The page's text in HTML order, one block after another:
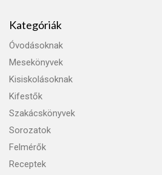
Kategóriák
Óvodásoknak
Mesekönyvek
Kisiskolásoknak
Kifestők
Szakácskönyvek
Sorozatok
Felmérők
Receptek